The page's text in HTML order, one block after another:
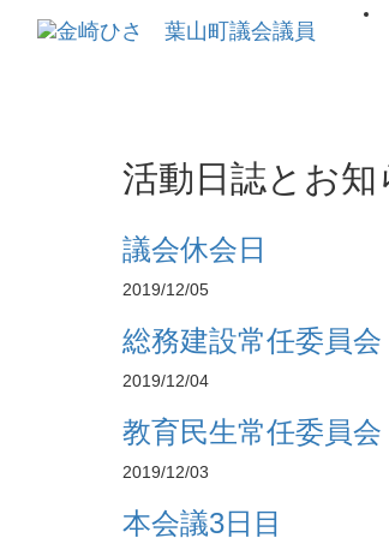
活動日誌とお知
議会休会日
2019/12/05
総務建設常任委員会
2019/12/04
教育民生常任委員会
2019/12/03
本会議3日目